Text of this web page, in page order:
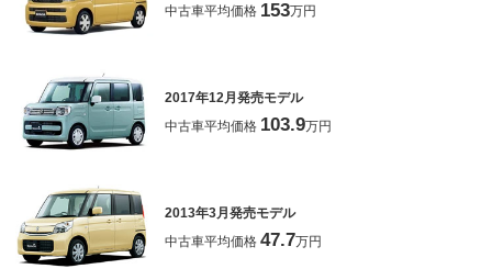
中古車平均価格 153万円
2017年12月発売モデル
中古車平均価格 103.9万円
2013年3月発売モデル
中古車平均価格 47.7万円